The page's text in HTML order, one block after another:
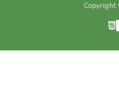
Copyright